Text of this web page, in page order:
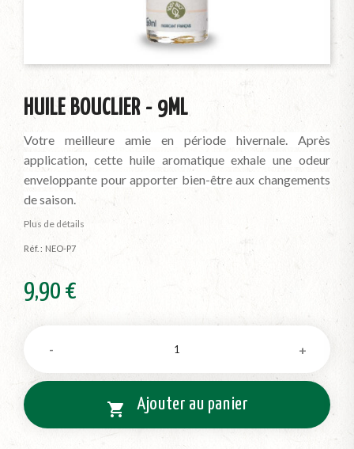
HUILE BOUCLIER - 9ML
Votre meilleure amie en période hivernale. Après
application, cette huile aromatique exhale une odeur
enveloppante pour apporter bien-être aux changements
de saison.
Plus de détails
Réf. : NEO-P7
9,90 €
 Ajouter au panier